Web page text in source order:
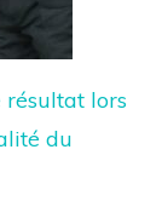
résultat lors
du